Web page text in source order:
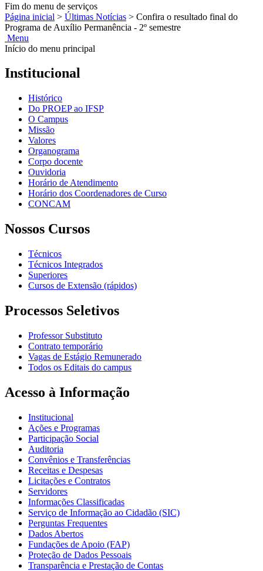
Fim do menu de serviços
Página inicial > Últimas Notícias > Confira o resultado final do
Programa de Auxílio Permanência - 2º semestre
Menu
Início do menu principal
Institucional
Histórico
Do PROEP ao IFSP
O Campus
Missão
Valores
Organograma
Corpo docente
Ouvidoria
Horário de Atendimento
Horário dos Coordenadores de Curso
CONCAM
Nossos Cursos
Técnicos
Técnicos Integrados
Superiores
Cursos de Extensão (rápidos)
Processos Seletivos
Professor Substituto
Contrato temporário
Vagas de Estágio Remunerado
Todos os Editais do campus
Acesso à Informação
Institucional
Ações e Programas
Participação Social
Auditoria
Convênios e Transferências
Receitas e Despesas
Licitações e Contratos
Servidores
Informações Classificadas
Serviço de Informação ao Cidadão (SIC)
Perguntas Frequentes
Dados Abertos
Fundações de Apoio (FAP)
Proteção de Dados Pessoais
Transparência e Prestação de Contas